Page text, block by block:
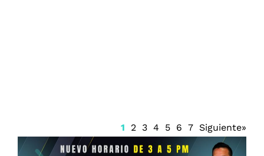
1 2 3 4 5 6 7 Siguiente»